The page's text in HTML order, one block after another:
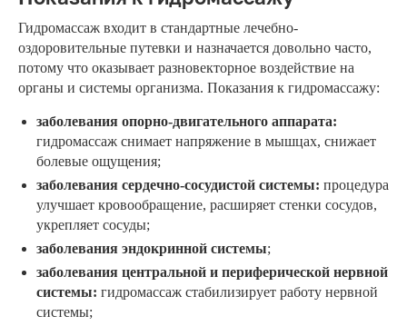
Гидромассаж входит в стандартные лечебно-
оздоровительные путевки и назначается довольно часто,
потому что оказывает разновекторное воздействие на
органы и системы организма. Показания к гидромассажу:
заболевания опорно-двигательного аппарата:
гидромассаж снимает напряжение в мышцах, снижает
болевые ощущения;
заболевания сердечно-сосудистой системы: процедура
улучшает кровообращение, расширяет стенки сосудов,
укрепляет сосуды;
заболевания эндокринной системы;
заболевания центральной и периферической нервной
системы: гидромассаж стабилизирует работу нервной
системы;